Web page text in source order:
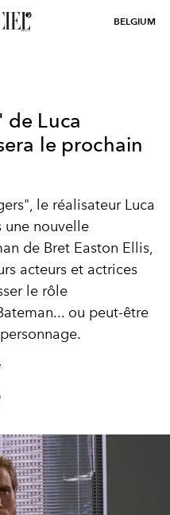
BELGIUM
de Luca
le prochain
le réalisateur Luca
une nouvelle
de Bret Easton Ellis,
acteurs et actrices
le rôle
ou peut-être